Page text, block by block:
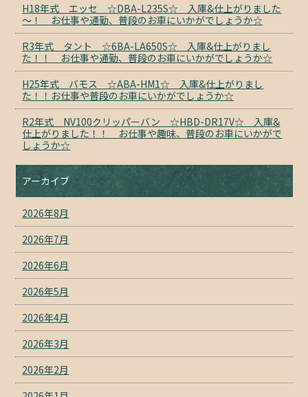
H18年式 エッセ ☆DBA-L235S☆ 入庫&仕上がりました
～！ お仕事や通勤、普段のお車にいかがでしょうか☆
R3年式 タント ☆6BA-LA650S☆ 入庫&仕上がりまし
た！！ お仕事や通勤、普段のお車にいかがでしょうか☆
H25年式 バモス ☆ABA-HM1☆ 入庫&仕上がりまし
た！！お仕事や普段のお車にいかがでしょうか☆
R2年式 NV100クリッパーバン ☆HBD-DR17V☆ 入庫&
仕上がりました！！ お仕事や趣味、普段のお車にいかがで
しょうか☆
アーカイブ
2026年8月
2026年7月
2026年6月
2026年5月
2026年4月
2026年3月
2026年2月